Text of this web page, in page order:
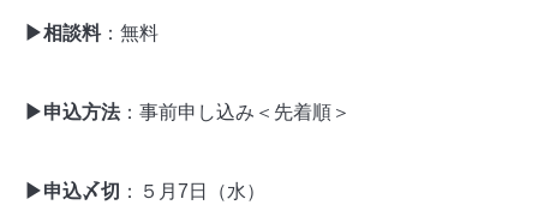
▶相談料：無料
▶申込方法：事前申し込み＜先着順＞
▶申込〆切 ：５月7日（水）